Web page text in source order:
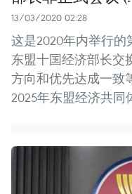
13/03/2020 02:28
这是2020年内举行
东盟十国经济部长交
方向和优先达成一致
2025年东盟经济共同